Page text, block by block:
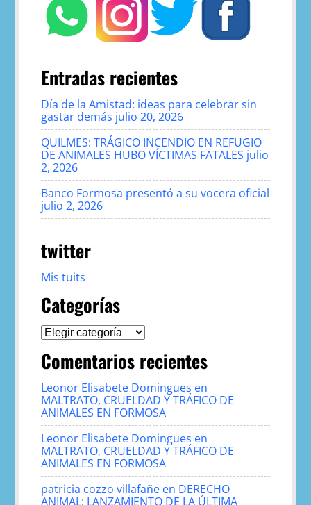
Entradas recientes
Día de la Amistad: ideas para celebrar sin
gastar demás julio 20, 2026
QUILMES: TRÁGICO INCENDIO EN REFUGIO
DE ANIMALES HUBO VÍCTIMAS FATALES julio
2, 2026
Banco Formosa presentó a su vocera oficial
julio 2, 2026
twitter
Mis tuits
Categorías
Categorías
Comentarios recientes
Leonor Elisabete Domingues en
MALTRATO, CRUELDAD Y TRÁFICO DE
ANIMALES EN FORMOSA
Leonor Elisabete Domingues en
MALTRATO, CRUELDAD Y TRÁFICO DE
ANIMALES EN FORMOSA
patricia cozzo villafañe en DERECHO
ANIMAL: LANZAMIENTO DE LA ÚLTIMA